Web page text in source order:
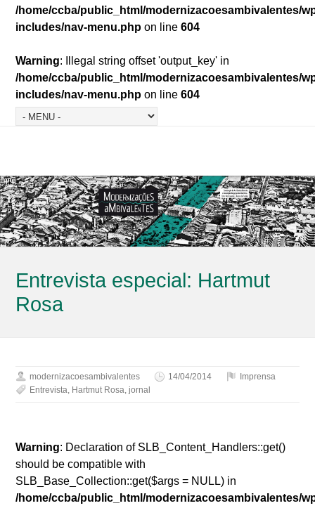
/home/ccba/public_html/modernizacoesambivalentes/
includes/nav-menu.php on line604
Warning: Illegal string offset 'output_key' in
/home/ccba/public_html/modernizacoesambivalentes/
includes/nav-menu.php on line604
Entrevista especial: Hartmut
Rosa
modernizacoesambivalentes 14/04/2014
Imprensa
Entrevista, Hartmut Rosa,jornal
Warning: Declaration of SLB_Content_Handlers::get()
should be compatible with
SLB_Base_Collection::get($args = NULL) in
/home/ccba/public_html/modernizacoesambivalentes/